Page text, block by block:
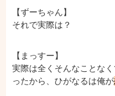
【ずーちゃん】
それで実際は？
【まっすー】
実際は全くそんなことな
ったから、ひがなるは俺が